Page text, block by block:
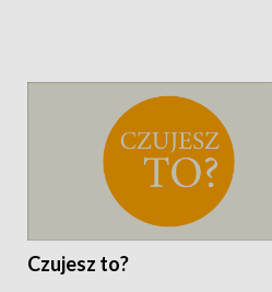
Czujesz to?